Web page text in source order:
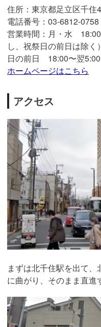
住所：東京都足立区千住
電話番号：03-6812-0758
営業時間：月・水
し、祝祭日の前日は除
日の前日 18:00〜翌5:00
ホームページはこちら
アクセス
まずは北千住駅を出て
に曲がり、そのまま直進